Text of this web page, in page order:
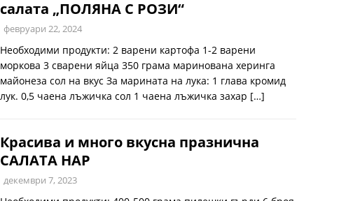
салата „ПОЛЯНА С РОЗИ“
февруари 22, 2024
Необходими продукти: 2 варени картофа 1-2 варени
моркова 3 сварени яйца 350 грама маринована херинга
майонеза сол на вкус За марината на лука: 1 глава кромид
лук. 0,5 чаена лъжичка сол 1 чаена лъжичка захар […]
Красива и много вкусна празнична
САЛАТА НАР
декември 7, 2023